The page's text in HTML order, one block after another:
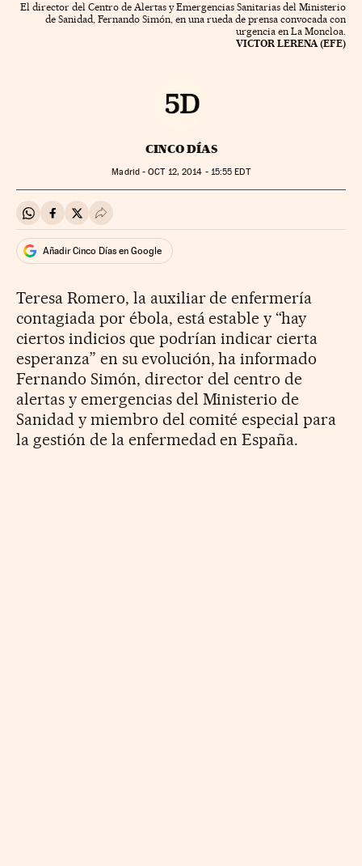
El director del Centro de Alertas y Emergencias Sanitarias del Ministerio
de Sanidad, Fernando Simón, en una rueda de prensa convocada con
urgencia en La Moncloa.
VICTOR LERENA (EFE)
CINCO DÍAS
Madrid -OCT12, 2014 - 15:55 EDT
Compartir en Whatsapp
Compartir en Facebook
Compartir en Twitter
Desplegar Redes Sociales
Añadir Cinco Días en Google
Teresa Romero, la auxiliar de enfermería
contagiada por ébola, está estable y “hay
ciertos indicios que podrían indicar cierta
esperanza” en su evolución, ha informado
Fernando Simón, director del centro de
alertas y emergencias del Ministerio de
Sanidad y miembro del comité especial para
la gestión de la enfermedad en España.